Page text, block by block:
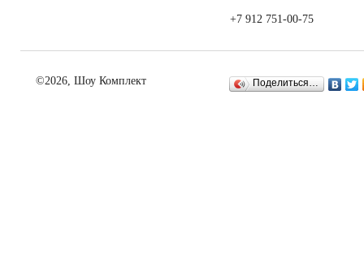
+7 912 751-00-75
©2026, Шоу Комплект Поделиться…